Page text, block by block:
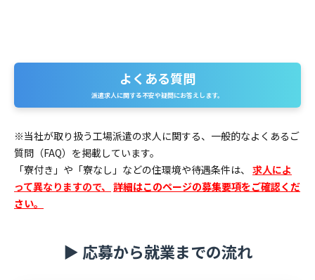
よくある質問
派遣求人に関する不安や疑問にお答えします。
※当社が取り扱う工場派遣の求人に関する、一般的なよくあるご
質問（FAQ）を掲載しています。
「寮付き」や「寮なし」などの住環境や待遇条件は、 求人によ
って異なりますので、 詳細はこのページの募集要項をご確認くだ
さい。
▶ 応募から就業までの流れ